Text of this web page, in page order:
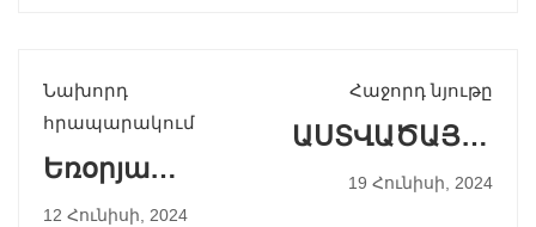
Նախորդ
հրապարակում
Եռօրյա
անմոռանալի
12 Հունիսի, 2024
Հաջորդ նյութը
ԱՍՏՎԱԾԱՅԻՆ
19 Հունիսի, 2024